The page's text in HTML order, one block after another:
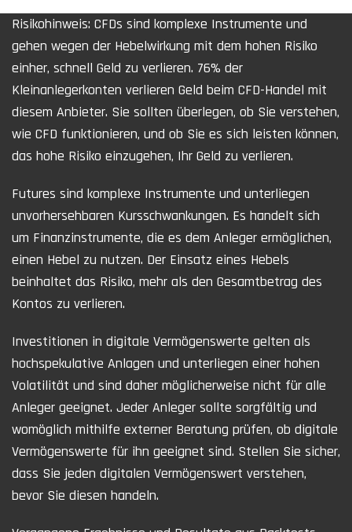
Risikohinweis: CFDs sind komplexe Instrumente und
gehen wegen der Hebelwirkung mit dem hohen Risiko
einher, schnell Geld zu verlieren. 76% der
Kleinanlegerkonten verlieren Geld beim CFD-Handel mit
diesem Anbieter. Sie sollten überlegen, ob Sie verstehen,
wie CFD funktionieren, und ob Sie es sich leisten können,
das hohe Risiko einzugehen, Ihr Geld zu verlieren.
Futures sind komplexe Instrumente und unterliegen
unvorhersehbaren Kursschwankungen. Es handelt sich
um Finanzinstrumente, die es dem Anleger ermöglichen,
einen Hebel zu nutzen. Der Einsatz eines Hebels
beinhaltet das Risiko, mehr als den Gesamtbetrag des
Kontos zu verlieren.
Investitionen in digitale Vermögenswerte gelten als
hochspekulative Anlagen und unterliegen einer hohen
Volatilität und sind daher möglicherweise nicht für alle
Anleger geeignet. Jeder Anleger sollte sorgfältig und
womöglich mithilfe externer Beratung prüfen, ob digitale
Vermögenswerte für ihn geeignet sind. Stellen Sie sicher,
dass Sie jeden digitalen Vermögenswert verstehen,
bevor Sie diesen handeln.